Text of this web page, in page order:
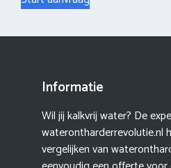
Informatie
Wil jij kalkvrij water? De
waterontharderrevolutie.nl
vergelijken van